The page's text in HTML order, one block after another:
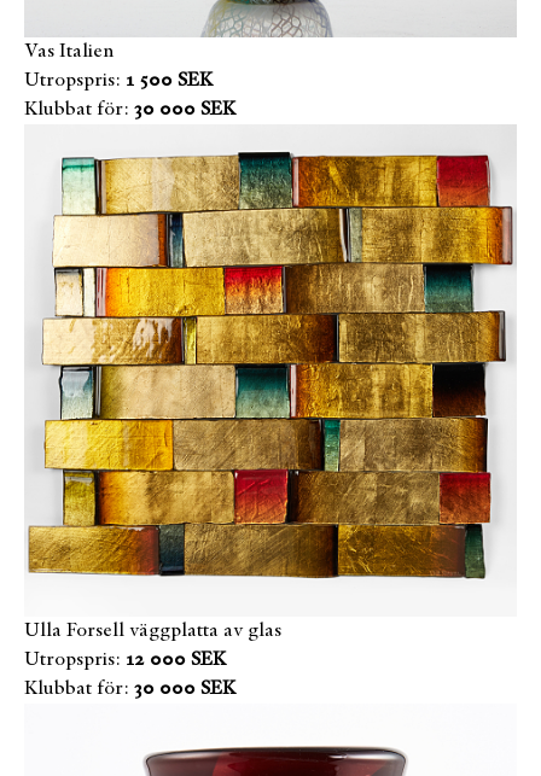
Vas Italien
Utropspris: 1 500 SEK
Klubbat för: 30 000 SEK
Ulla Forsell väggplatta av glas
Utropspris: 12 000 SEK
Klubbat för: 30 000 SEK